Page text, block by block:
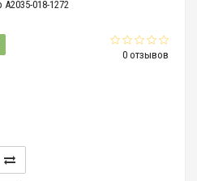
0 отзывов